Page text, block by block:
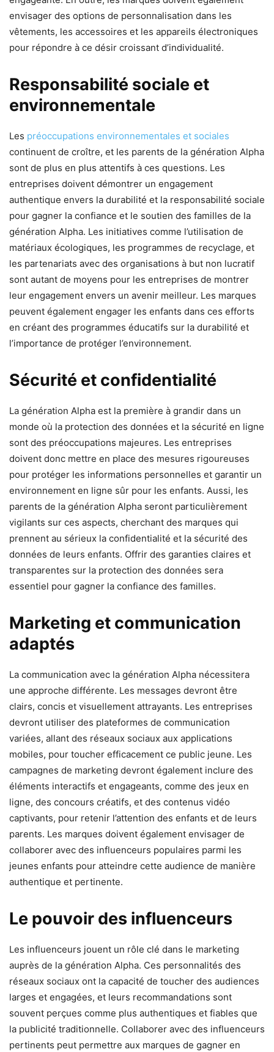
envisager des options de personnalisation dans les
vêtements, les accessoires et les appareils électroniques
pour répondre à ce désir croissant d’individualité.
Responsabilité sociale et
environnementale
Les préoccupations environnementales et sociales
continuent de croître, et les parents de la génération Alpha
sont de plus en plus attentifs à ces questions. Les
entreprises doivent démontrer un engagement
authentique envers la durabilité et la responsabilité sociale
pour gagner la confiance et le soutien des familles de la
génération Alpha. Les initiatives comme l’utilisation de
matériaux écologiques, les programmes de recyclage, et
les partenariats avec des organisations à but non lucratif
sont autant de moyens pour les entreprises de montrer
leur engagement envers un avenir meilleur. Les marques
peuvent également engager les enfants dans ces efforts
en créant des programmes éducatifs sur la durabilité et
l’importance de protéger l’environnement.
Sécurité et confidentialité
La génération Alpha est la première à grandir dans un
monde où la protection des données et la sécurité en ligne
sont des préoccupations majeures. Les entreprises
doivent donc mettre en place des mesures rigoureuses
pour protéger les informations personnelles et garantir un
environnement en ligne sûr pour les enfants. Aussi, les
parents de la génération Alpha seront particulièrement
vigilants sur ces aspects, cherchant des marques qui
prennent au sérieux la confidentialité et la sécurité des
données de leurs enfants. Offrir des garanties claires et
transparentes sur la protection des données sera
essentiel pour gagner la confiance des familles.
Marketing et communication
adaptés
La communication avec la génération Alpha nécessitera
une approche différente. Les messages devront être
clairs, concis et visuellement attrayants. Les entreprises
devront utiliser des plateformes de communication
variées, allant des réseaux sociaux aux applications
mobiles, pour toucher efficacement ce public jeune. Les
campagnes de marketing devront également inclure des
éléments interactifs et engageants, comme des jeux en
ligne, des concours créatifs, et des contenus vidéo
captivants, pour retenir l’attention des enfants et de leurs
parents. Les marques doivent également envisager de
collaborer avec des influenceurs populaires parmi les
jeunes enfants pour atteindre cette audience de manière
authentique et pertinente.
Le pouvoir des influenceurs
Les influenceurs jouent un rôle clé dans le marketing
auprès de la génération Alpha. Ces personnalités des
réseaux sociaux ont la capacité de toucher des audiences
larges et engagées, et leurs recommandations sont
souvent perçues comme plus authentiques et fiables que
la publicité traditionnelle. Collaborer avec des influenceurs
pertinents peut permettre aux marques de gagner en